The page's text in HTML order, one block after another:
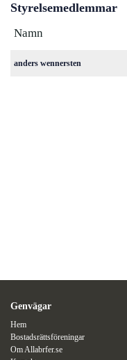
Styrelsemedlemmar
Namn
anders wennersten
Genvägar
Hem
Bostadsrättsföreningar
Om Allabrfer.se